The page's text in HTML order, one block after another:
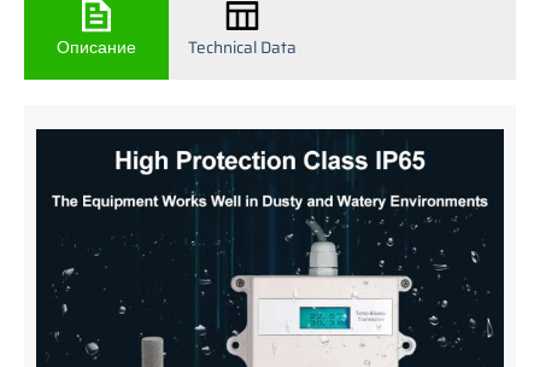
Описание Technical Data